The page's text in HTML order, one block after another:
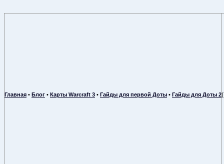
Главная • Блог • Карты Warcraft 3 • Гайды для первой Доты • Гайды для Доты 2